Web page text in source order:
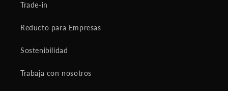
Trade-in
Reducto para Empresas
Sostenibilidad
Trabaja con nosotros